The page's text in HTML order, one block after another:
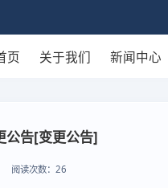
页 关于我们 新闻中心
公告[变更公告]
阅读次数： 26